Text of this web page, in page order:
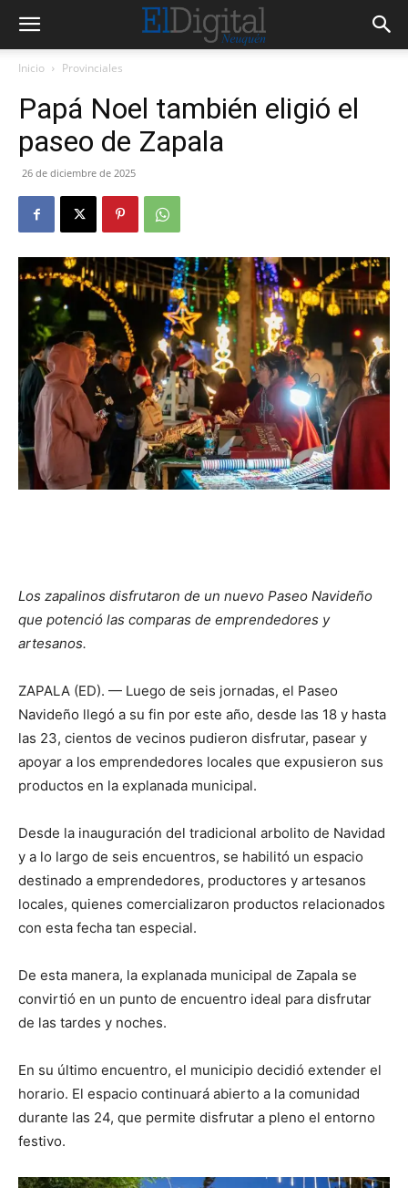
Inicio Provinciales
Papá Noel también eligió el
paseo de Zapala
26 de diciembre de 2025
Los zapalinos disfrutaron de un nuevo Paseo Navideño
que potenció las comparas de emprendedores y
artesanos.
ZAPALA (ED). — Luego de seis jornadas, el Paseo
Navideño llegó a su fin por este año, desde las 18 y hasta
las 23, cientos de vecinos pudieron disfrutar, pasear y
apoyar a los emprendedores locales que expusieron sus
productos en la explanada municipal.
Desde la inauguración del tradicional arbolito de Navidad
y a lo largo de seis encuentros, se habilitó un espacio
destinado a emprendedores, productores y artesanos
locales, quienes comercializaron productos relacionados
con esta fecha tan especial.
De esta manera, la explanada municipal de Zapala se
convirtió en un punto de encuentro ideal para disfrutar
de las tardes y noches.
En su último encuentro, el municipio decidió extender el
horario. El espacio continuará abierto a la comunidad
durante las 24, que permite disfrutar a pleno el entorno
festivo.